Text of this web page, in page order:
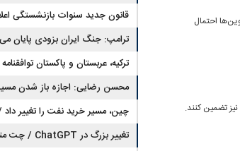
احتمال
تضمین کنند.
اربعین
قانون جدید سنوات بازنشستگی
ترامپ: جنگ ایران بزودی پایان
ترکیه، عربستان و پاکستان
می‌کنند
محسن رضایی: اجازه باز شدن
نخواهیم داد
چین، مسیر خرید نفت را تغییر
نفت عربستان شد
تغییر بزرگ در ChatGPT / چت متنی نامحدود و رایگان